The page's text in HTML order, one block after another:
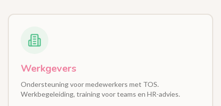
Werkgevers
Ondersteuning voor medewerkers met TOS.
Werkbegeleiding, training voor teams en HR-advies.